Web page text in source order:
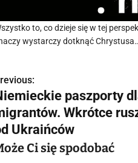
to, co dzieje się w tej
wystarczy dotknąć
paszporty
Wkrótce
Ukraińców
Ci się spodobać